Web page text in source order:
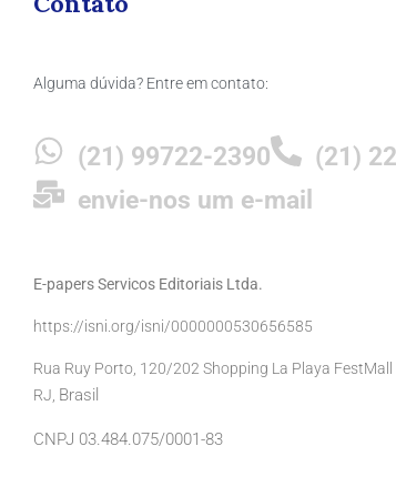
Alguma dúvida? Entre em contato:
(21) 99722-2390
(21)
envie-nos um e-mail
E-papers Servicos Editoriais Ltda.
https://isni.org/isni/0000000530656585
Rua Ruy Porto, 120/202 Shopping La Playa
RJ, Brasil
CNPJ 03.484.075/0001-83